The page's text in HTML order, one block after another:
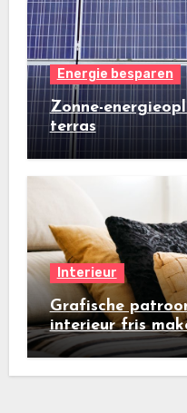
Energie besparen
Zonne-
terras
Interieur
Grafische
interieur fris